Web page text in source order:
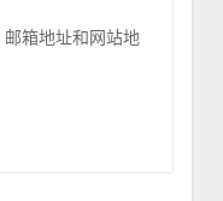
箱地址和网站地